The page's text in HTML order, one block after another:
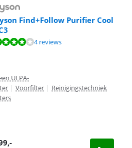
Find+Follow Purifier Cool
op 4 reviews.
4 reviews
ULPA-
| Voorfilter | Reinigingstechniek
,-